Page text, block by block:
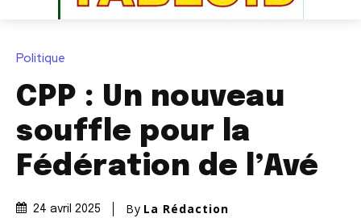
Politique
CPP : Un nouveau
souffle pour la
Fédération de l’Avé
24 avril 2025 By La Rédaction